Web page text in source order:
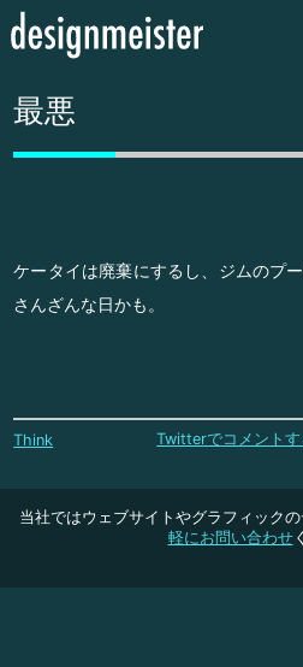
最悪
ケータイは廃棄にするし、ジムのプ
さんざんな日かも。
Think Twitterでコメントす
当社ではウェブサイトやグラフィックの
軽にお問い合わせ